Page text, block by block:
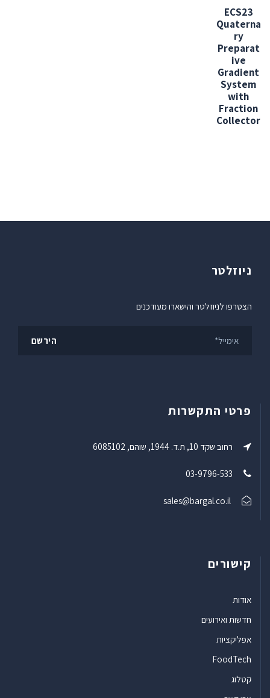
ECS23
Quaterna
ry
Preparat
ive
Gradient
System
with
Fraction
Collector
ניוזלטר
הצטרפו לניוזלטר והישארו מעודכנים
פרטי התקשרות
רחוב שקד 10, ת.ד. 1944, שוהם, 6085102
sales@bargal.co.il
קישורים
אודות
חדשות ואירועים
אפליקציות
FoodTech
קטלוג